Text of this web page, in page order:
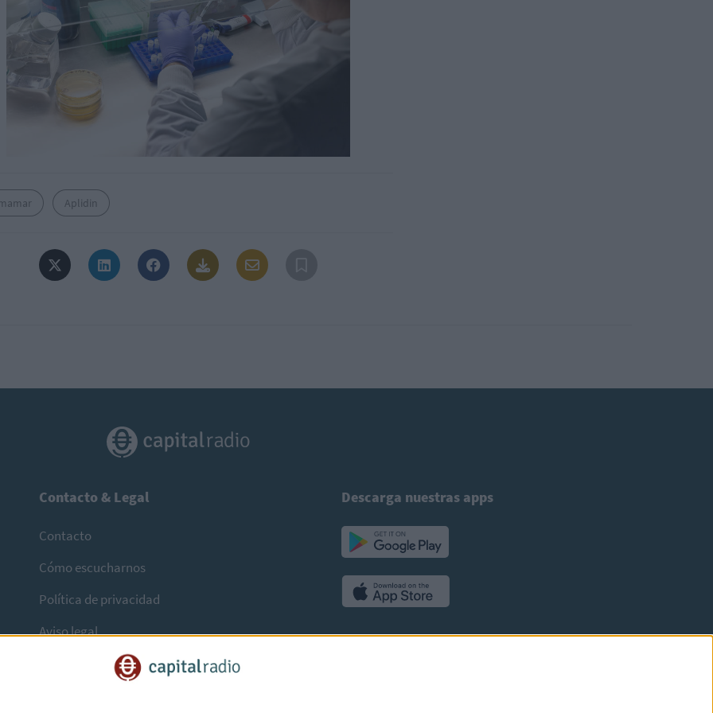
Aplidin
Contacto & Legal
Contacto
Cómo escucharnos
Política de privacidad
Aviso legal
Descarga nuestras apps